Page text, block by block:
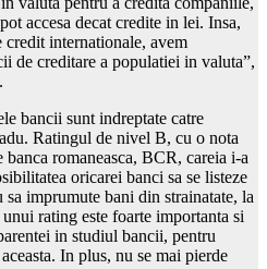
accesa decat credite in lei. Insa,
credit internationale, avem
de creditare a populatiei in valuta”,
bancii sunt indreptate catre
Ratingul de nivel B, cu o nota
romaneasca, BCR, careia i-a
oricarei banci sa se listeze
sa imprumute bani din strainatate, la
rating este foarte importanta si
in studiul bancii, pentru
In plus, nu se mai pierde